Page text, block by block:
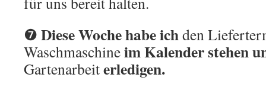
❼ Diese Woche habe ichden
Waschmaschineim Kalender stehen
Gartenarbeiterledigen.